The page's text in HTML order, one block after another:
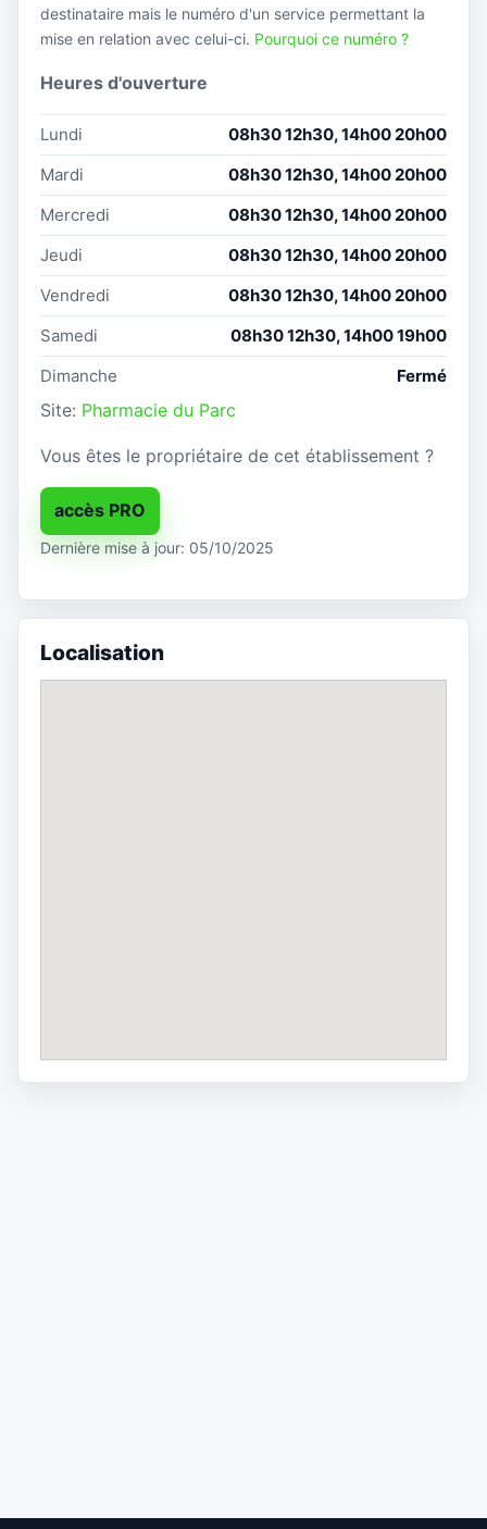
destinataire mais le numéro d'un service permettant la
mise en relation avec celui-ci. Pourquoi ce numéro ?
Heures d'ouverture
Lundi
08h30 12h30, 14h00 20h00
Mardi
08h30 12h30, 14h00 20h00
Mercredi
08h30 12h30, 14h00 20h00
Jeudi
08h30 12h30, 14h00 20h00
Vendredi
08h30 12h30, 14h00 20h00
Samedi
08h30 12h30, 14h00 19h00
Dimanche
Fermé
Site: Pharmacie du Parc
Vous êtes le propriétaire de cet établissement ?
accès PRO
Dernière mise à jour: 05/10/2025
Localisation